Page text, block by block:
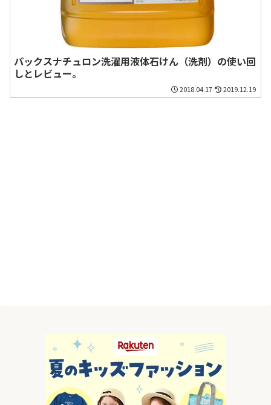
パックスナチュロン洗濯用液体石けん（洗剤）の使い回
しとレビュー。
2018.04.17 2019.12.19